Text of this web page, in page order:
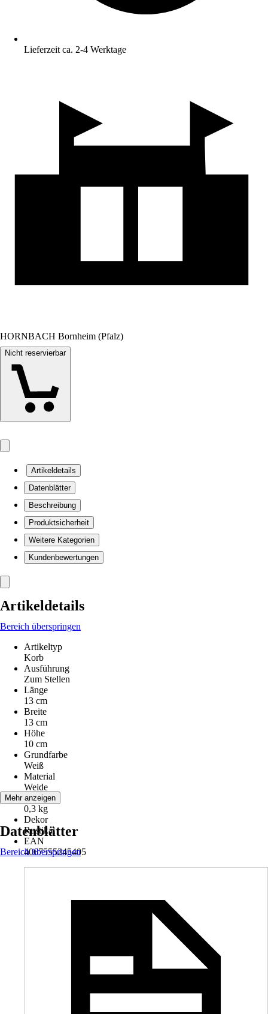
Lieferzeit ca. 2-4 Werktage
HORNBACH Bornheim (Pfalz)
Nicht reservierbar
Artikeldetails
Datenblätter
Beschreibung
Produktsicherheit
Weitere Kategorien
Kundenbewertungen
Artikeldetails
Bereich überspringen
Artikeltyp
Korb
Ausführung
Zum Stellen
Länge
13 cm
Breite
13 cm
Höhe
10 cm
Grundfarbe
Weiß
Material
Weide
Gewicht
0,3 kg
Dekor
Rustikal
EAN
4067555245405
Mehr anzeigen
Datenblätter
Bereich überspringen